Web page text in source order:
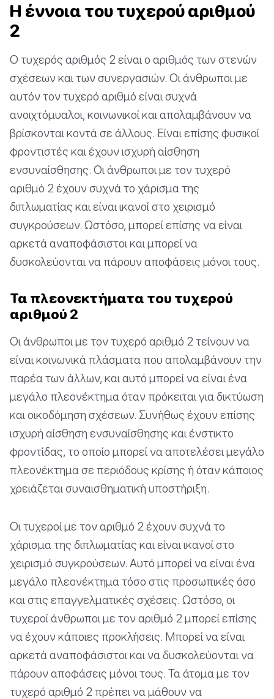
Η έννοια του τυχερού αριθμού
2
Ο τυχερός αριθμός 2 είναι ο αριθμός των στενών
σχέσεων και των συνεργασιών. Οι άνθρωποι με
αυτόν τον τυχερό αριθμό είναι συχνά
ανοιχτόμυαλοι, κοινωνικοί και απολαμβάνουν να
βρίσκονται κοντά σε άλλους. Είναι επίσης φυσικοί
φροντιστές και έχουν ισχυρή αίσθηση
ενσυναίσθησης. Οι άνθρωποι με τον τυχερό
αριθμό 2 έχουν συχνά το χάρισμα της
διπλωματίας και είναι ικανοί στο χειρισμό
συγκρούσεων. Ωστόσο, μπορεί επίσης να είναι
αρκετά αναποφάσιστοι και μπορεί να
δυσκολεύονται να πάρουν αποφάσεις μόνοι τους.
Τα πλεονεκτήματα του τυχερού
αριθμού 2
Οι άνθρωποι με τον τυχερό αριθμό 2 τείνουν να
είναι κοινωνικά πλάσματα που απολαμβάνουν την
παρέα των άλλων, και αυτό μπορεί να είναι ένα
μεγάλο πλεονέκτημα όταν πρόκειται για δικτύωση
και οικοδόμηση σχέσεων. Συνήθως έχουν επίσης
ισχυρή αίσθηση ενσυναίσθησης και ένστικτο
φροντίδας, το οποίο μπορεί να αποτελέσει μεγάλο
πλεονέκτημα σε περιόδους κρίσης ή όταν κάποιος
χρειάζεται συναισθηματική υποστήριξη.
Οι τυχεροί με τον αριθμό 2 έχουν συχνά το
χάρισμα της διπλωματίας και είναι ικανοί στο
χειρισμό συγκρούσεων. Αυτό μπορεί να είναι ένα
μεγάλο πλεονέκτημα τόσο στις προσωπικές όσο
και στις επαγγελματικές σχέσεις. Ωστόσο, οι
τυχεροί άνθρωποι με τον αριθμό 2 μπορεί επίσης
να έχουν κάποιες προκλήσεις. Μπορεί να είναι
αρκετά αναποφάσιστοι και να δυσκολεύονται να
πάρουν αποφάσεις μόνοι τους. Τα άτομα με τον
τυχερό αριθμό 2 πρέπει να μάθουν να